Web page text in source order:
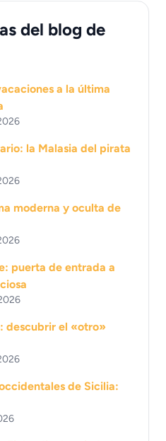
del blog de
a la última
la Malasia del pirata
moderna y oculta de
puerta de entrada a
descubrir el «otro»
de Sicilia: